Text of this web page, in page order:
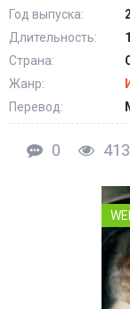
Год выпуска:
Длительность:
Страна:
Жанр:
Перевод:
0 413